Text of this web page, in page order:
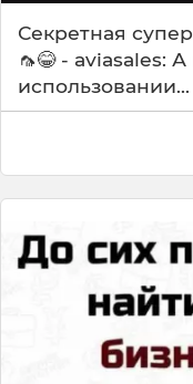
Секретная
🦟😂 - aviasales:
использовании...